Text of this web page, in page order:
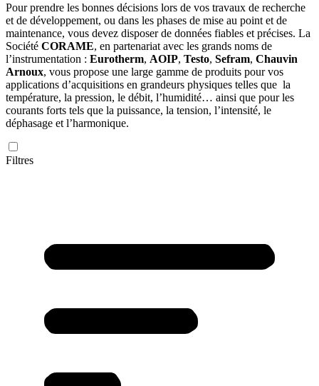
Pour prendre les bonnes décisions lors de vos travaux de recherche
et de développement, ou dans les phases de mise au point et de
maintenance, vous devez disposer de données fiables et précises. La
Société CORAME, en partenariat avec les grands noms de
l’instrumentation : Eurotherm, AOIP, Testo, Sefram, Chauvin
Arnoux, vous propose une large gamme de produits pour vos
applications d’acquisitions en grandeurs physiques telles que la
température, la pression, le débit, l’humidité… ainsi que pour les
courants forts tels que la puissance, la tension, l’intensité, le
déphasage et l’harmonique.
Filtres